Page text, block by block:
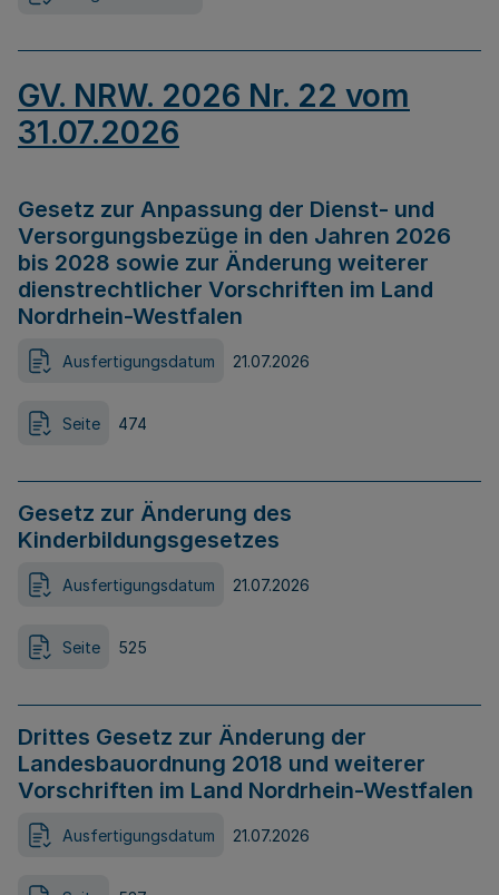
GV. NRW. 2026 Nr. 22 vom
31.07.2026
Gesetz zur Anpassung der Dienst- und
Versorgungsbezüge in den Jahren 2026
bis 2028 sowie zur Änderung weiterer
dienstrechtlicher Vorschriften im Land
Nordrhein-Westfalen
Ausfertigungsdatum 21.07.2026
Seite 474
Gesetz zur Änderung des
Kinderbildungsgesetzes
Ausfertigungsdatum 21.07.2026
Seite 525
Drittes Gesetz zur Änderung der
Landesbauordnung 2018 und weiterer
Vorschriften im Land Nordrhein-Westfalen
Ausfertigungsdatum 21.07.2026